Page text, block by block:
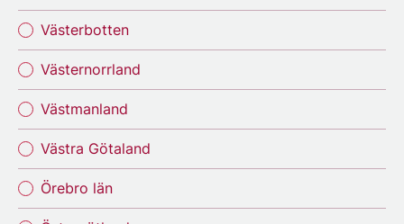
Västerbotten
Västernorrland
Västmanland
Västra Götaland
Örebro län